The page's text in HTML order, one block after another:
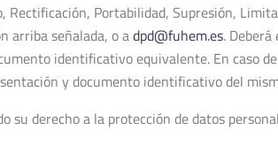
Rectificación, Portabilidad, Supresión,
arriba señalada, o adpd@fuhem.es.
identificativo equivalente. En caso
y documento identificativo del
su derecho a la protección de datos